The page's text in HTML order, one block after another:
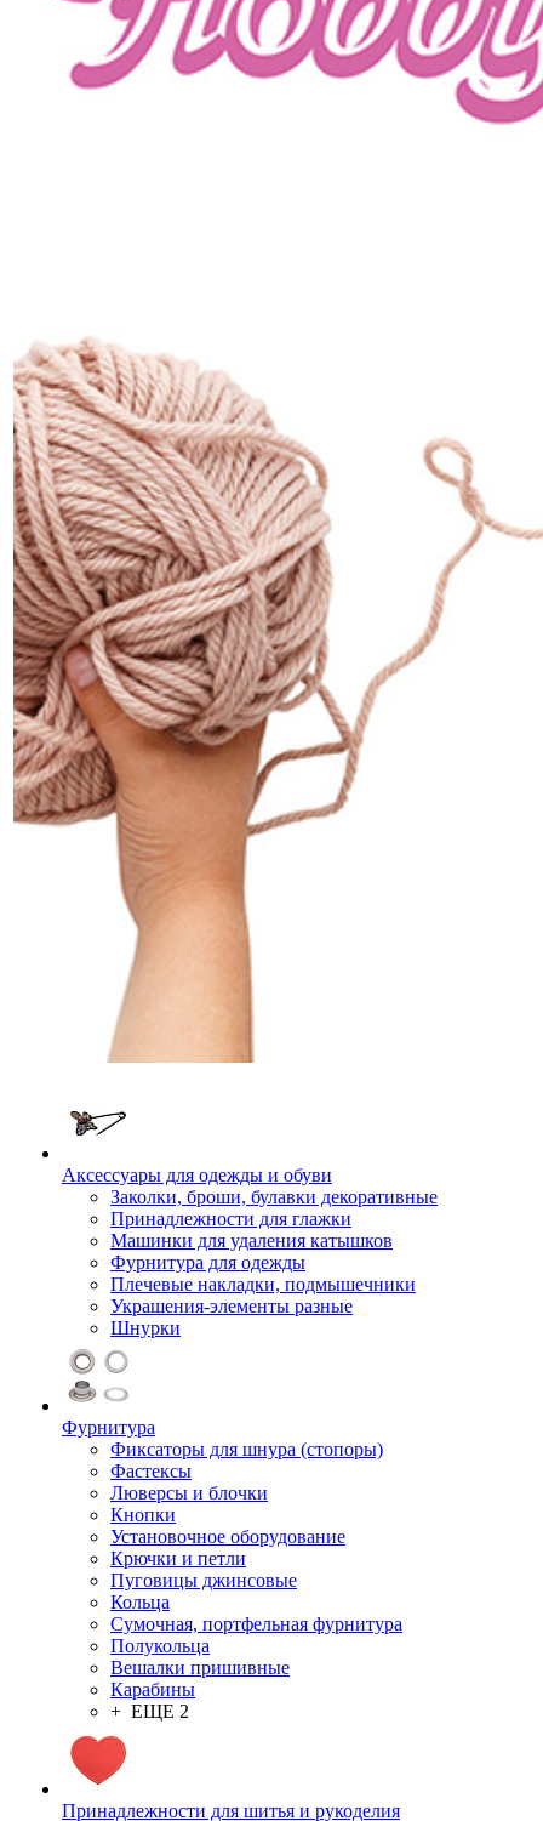
Аксессуары для одежды и обуви
Заколки, броши, булавки декоративные
Принадлежности для глажки
Машинки для удаления катышков
Фурнитура для одежды
Плечевые накладки, подмышечники
Украшения-элементы разные
Шнурки
Фурнитура
Фиксаторы для шнура (стопоры)
Фастексы
Люверсы и блочки
Кнопки
Установочное оборудование
Крючки и петли
Пуговицы джинсовые
Кольца
Сумочная, портфельная фурнитура
Полукольца
Вешалки пришивные
Карабины
+ ЕЩЕ 2
Принадлежности для шитья и рукоделия